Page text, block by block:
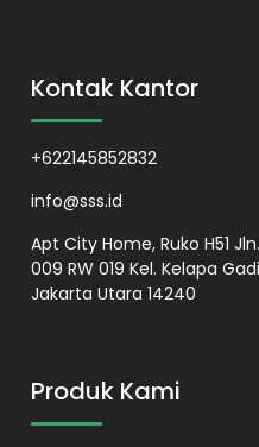
Kontak Kantor
+622145852832
info@sss.id
Apt City Home, Ruko H51
009 RW 019 Kel. Kelapa
Jakarta Utara 14240
Produk Kami